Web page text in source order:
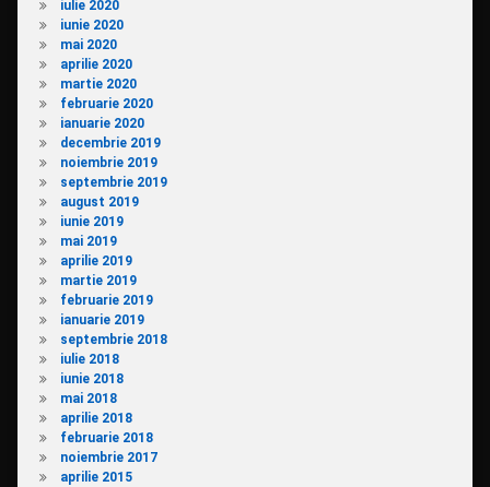
iulie 2020
iunie 2020
mai 2020
aprilie 2020
martie 2020
februarie 2020
ianuarie 2020
decembrie 2019
noiembrie 2019
septembrie 2019
august 2019
iunie 2019
mai 2019
aprilie 2019
martie 2019
februarie 2019
ianuarie 2019
septembrie 2018
iulie 2018
iunie 2018
mai 2018
aprilie 2018
februarie 2018
noiembrie 2017
aprilie 2015